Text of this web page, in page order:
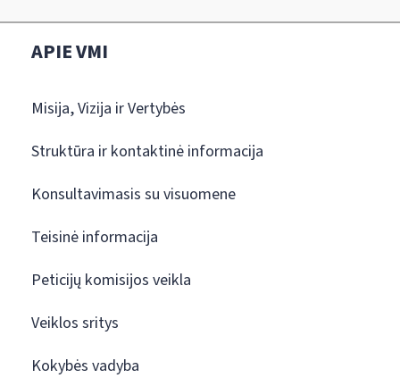
APIE VMI
Misija, Vizija ir Vertybės
Struktūra ir kontaktinė informacija
Konsultavimasis su visuomene
Teisinė informacija
Peticijų komisijos veikla
Veiklos sritys
Kokybės vadyba